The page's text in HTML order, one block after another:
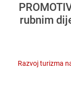
rubnim
Razvoj turizma